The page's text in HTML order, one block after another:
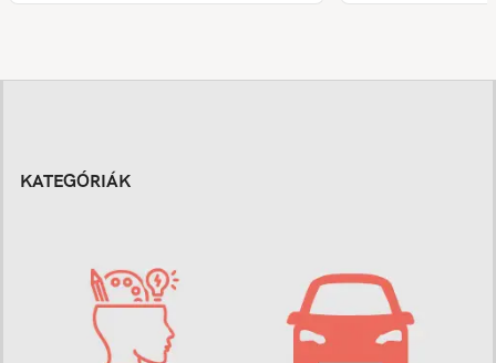
KATEGÓRIÁK